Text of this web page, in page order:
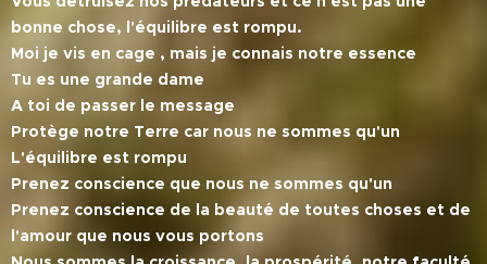
bonne chose, l'équilibre est rompu.
Moi je vis en cage , mais je connais notre essence
Tu es une grande dame
A toi de passer le message
Protège notre Terre car nous ne sommes qu'un
L'équilibre est rompu
Prenez conscience que nous ne sommes qu'un
Prenez conscience de la beauté de toutes choses et de
l'amour que nous vous portons